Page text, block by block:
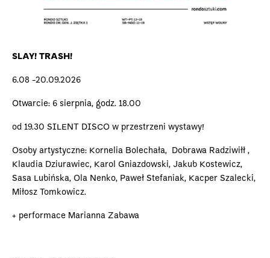
SLAY! TRASH!
6.08 -20.09.2026
Otwarcie: 6 sierpnia, godz. 18.00
od 19.30 SILENT DISCO w przestrzeni wystawy!
Osoby artystyczne: Kornelia Bolechała, Dobrawa Radziwiłł ,
Klaudia Dziurawiec, Karol Gniazdowski, Jakub Kostewicz,
Sasa Lubińska, Ola Nenko, Paweł Stefaniak, Kacper Szalecki,
Miłosz Tomkowicz.
+ performace Marianna Zabawa